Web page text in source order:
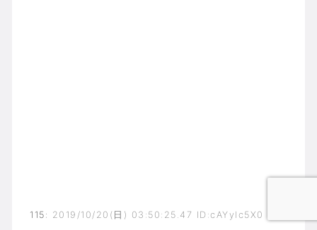
115 : 2019/10/20(日) 03:50:25.47 ID:cAYylc5X0